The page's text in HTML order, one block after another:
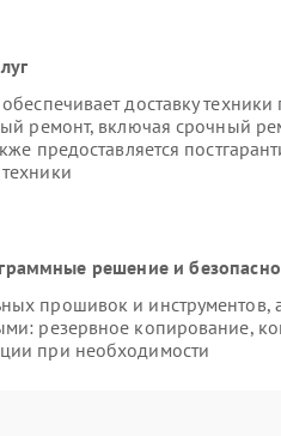
доставку
ремонт, включая срочный
предоставляется
решение и
прошивок и инструментов,
резервное копирование,
при необходимости